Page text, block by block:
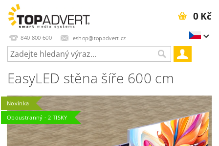
840 800 600 eshop@topadvert.cz
0 Kč
EasyLED stěna šíře 600 cm
Novinka
Oboustranný - 2 TISKY